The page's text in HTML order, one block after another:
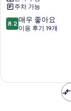
렌
라
이
트
주차 가능
10
점
매
8.2 매우 좋아요
이용 후기 19개